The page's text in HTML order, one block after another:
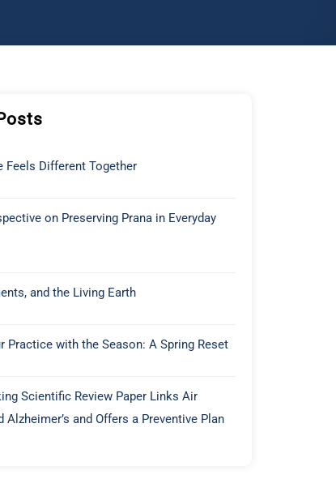
Feels Different Together
on Preserving Prana in Everyday
and the Living Earth
Practice with the Season: A Spring Reset
Scientific Review Paper Links Air
Alzheimer’s and Offers a Preventive Plan